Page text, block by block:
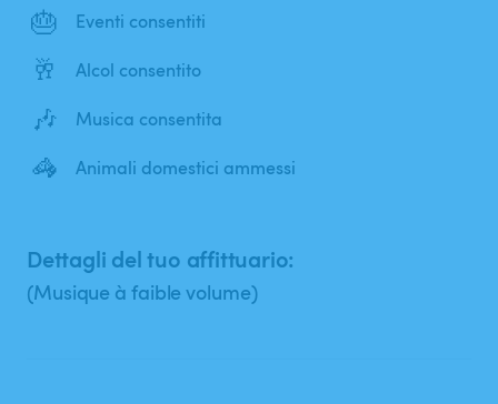
🎂 Eventi consentiti
🥂 Alcol consentito
🎶 Musica consentita
🦓 Animali domestici ammessi
Dettagli del tuo affittuario:
(Musique à faible volume)